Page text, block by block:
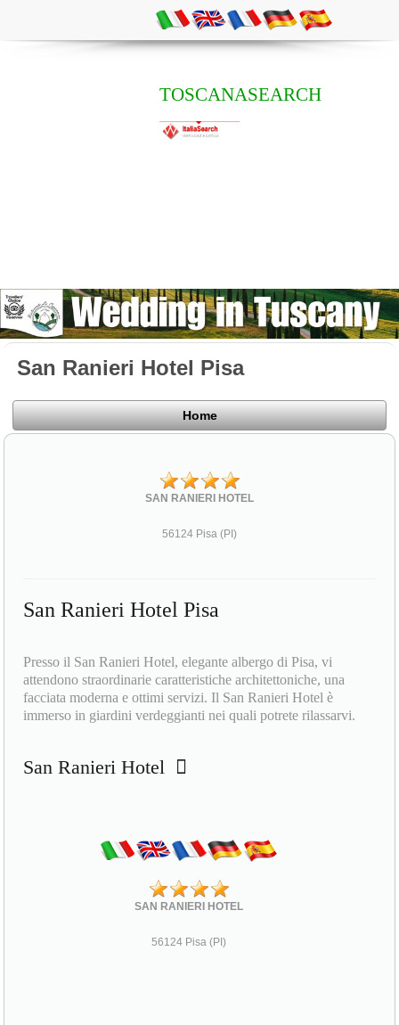
TOSCANASEARCH
San Ranieri Hotel Pisa
Home
SAN RANIERI HOTEL
56124 Pisa (PI)
San Ranieri Hotel Pisa
Presso il San Ranieri Hotel, elegante albergo di Pisa, vi
attendono straordinarie caratteristiche architettoniche, una
facciata moderna e ottimi servizi. Il San Ranieri Hotel è
immerso in giardini verdeggianti nei quali potrete rilassarvi.
San Ranieri Hotel
SAN RANIERI HOTEL
56124 Pisa (PI)